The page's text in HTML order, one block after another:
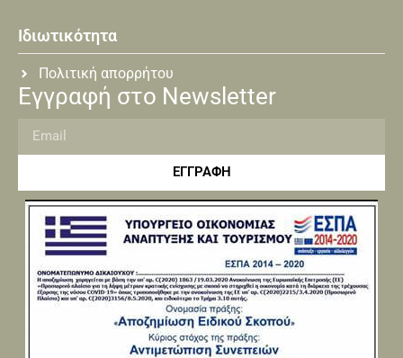
Ιδιωτικότητα
Πολιτική απορρήτου
Εγγραφή στο Newsletter
ΕΓΓΡΑΦΗ